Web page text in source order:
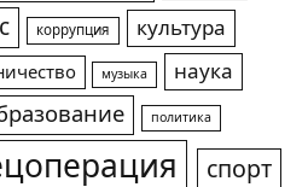
коррупция
культура
музыка
наука
политика
спорт